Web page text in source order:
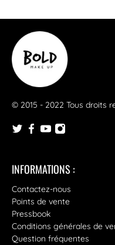
© 2015 - 2022 Tous droits
INFORMATIONS :
Contactez-nous
Points de vente
Pressbook
Conditions générales de
Question fréquentes